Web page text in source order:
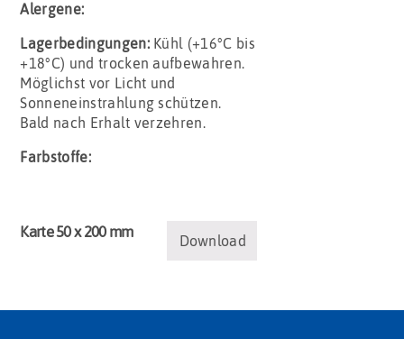
Alergene:
Lagerbedingungen: Kühl (+16°C bis
+18°C) und trocken aufbewahren.
Möglichst vor Licht und
Sonneneinstrahlung schützen.
Bald nach Erhalt verzehren.
Farbstoffe:
Karte 50 x 200 mm Download